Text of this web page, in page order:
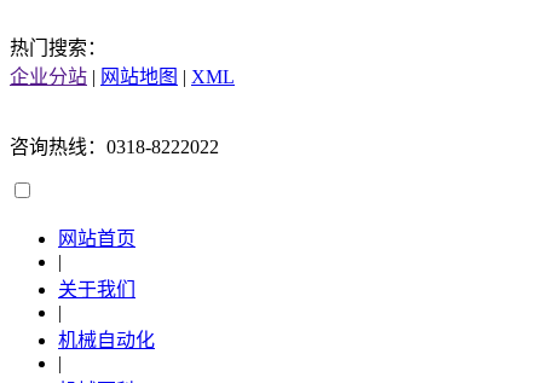
热门搜索：
企业分站 | 网站地图 | XML
咨询热线：0318-8222022
网站首页
|
关于我们
|
机械自动化
|